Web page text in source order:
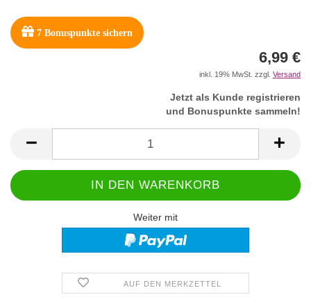
7 Bonuspunkte sichern
6,99 €
inkl. 19% MwSt. zzgl. Versand
Jetzt als Kunde registrieren
und Bonuspunkte sammeln!
Weiter mit
AUF DEN MERKZETTEL